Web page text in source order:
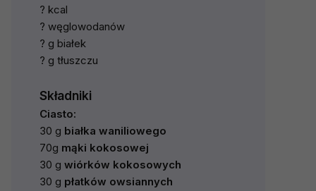
? kcal
? węglowodanów
? g białek
? g tłuszczu
Składniki
Ciasto:
30 g białka waniliowego
70g mąki kokosowej
30 g wiórków kokosowych
30 g płatków owsiannych